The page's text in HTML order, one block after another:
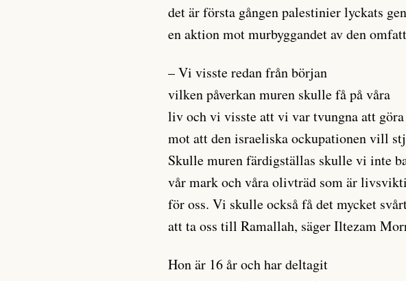
det är första gången palestinier lyckats
en aktion mot murbyggandet av den
– Vi visste redan från början
vilken påverkan muren skulle få på våra
liv och vi visste att vi var tvungna att
mot att den israeliska ockupationen vill
Skulle muren färdigställas skulle vi inte
vår mark och våra olivträd som är
för oss. Vi skulle också få det mycket
att ta oss till Ramallah, säger Iltezam
Hon är 16 år och har deltagit